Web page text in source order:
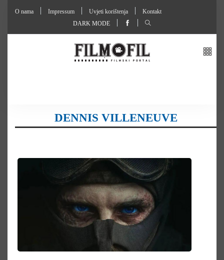
O nama Impressum Uvjeti korištenja
Kontakt
DARK MODE
DENNIS VILLENEUVE